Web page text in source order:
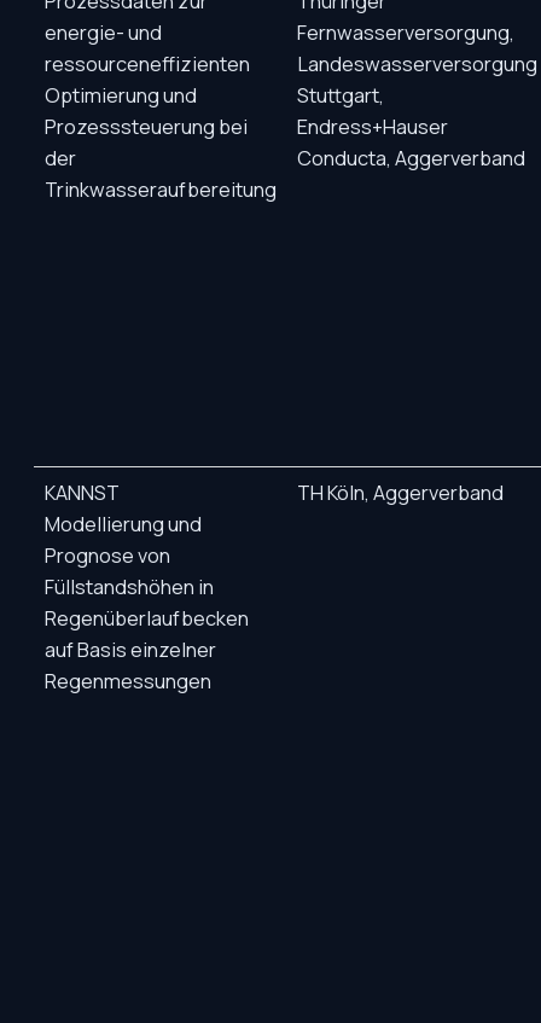
energie- und
ressourceneffizienten
Optimierung und
Prozesssteuerung bei
der
Trinkwasseraufbereitung
Fernwasserversorgung,
Landeswasserversorgung
Stuttgart,
Endress+Hauser
Conducta, Aggerverband
KANNST
Modellierung und
Prognose von
Füllstandshöhen in
Regenüberlaufbecken
auf Basis einzelner
Regenmessungen
TH Köln, Aggerverband